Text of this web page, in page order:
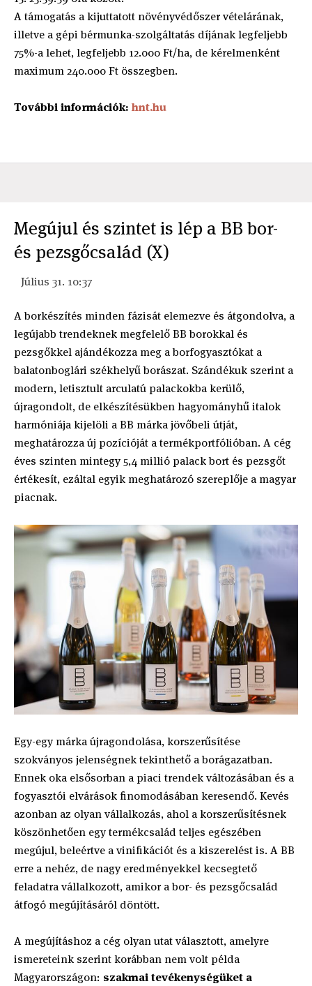
A támogatás a kijuttatott növényvédőszer vételárának,
illetve a gépi bérmunka-szolgáltatás díjának legfeljebb
75%-a lehet, legfeljebb 12.000 Ft/ha, de kérelmenként
maximum 240.000 Ft összegben.
További információk: hnt.hu
Megújul és szintet is lép a BB bor-
és pezsgőcsalád (X)
Július 31. 10:37
A borkészítés minden fázisát elemezve és átgondolva, a
legújabb trendeknek megfelelő BB borokkal és
pezsgőkkel ajándékozza meg a borfogyasztókat a
balatonboglári székhelyű borászat. Szándékuk szerint a
modern, letisztult arculatú palackokba kerülő,
újragondolt, de elkészítésükben hagyományhű italok
harmóniája kijelöli a BB márka jövőbeli útját,
meghatározza új pozícióját a termékportfólióban. A cég
éves szinten mintegy 5,4 millió palack bort és pezsgőt
értékesít, ezáltal egyik meghatározó szereplője a magyar
piacnak.
Egy-egy márka újragondolása, korszerűsítése
szokványos jelenségnek tekinthető a borágazatban.
Ennek oka elsősorban a piaci trendek változásában és a
fogyasztói elvárások finomodásában keresendő. Kevés
azonban az olyan vállalkozás, ahol a korszerűsítésnek
köszönhetően egy termékcsalád teljes egészében
megújul, beleértve a vinifikációt és a kiszerelést is. A BB
erre a nehéz, de nagy eredményekkel kecsegtető
feladatra vállalkozott, amikor a bor- és pezsgőcsalád
átfogó megújításáról döntött.
A megújításhoz a cég olyan utat választott, amelyre
ismereteink szerint korábban nem volt példa
Magyarországon: szakmai tevékenységüket a